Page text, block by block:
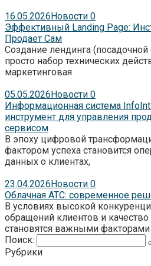
16.05.2026Новости 0
Эффективный Landing Page:
Продает Сам
Создание лендинга
просто набор технических
маркетинговая
05.05.2026Новости 0
Информационная система
инструмент для управления
сервисом
В эпоху цифровой
фактором успеха становится
данных о клиентах,
23.04.2026Новости 0
Облачная АТС: современное
В условиях высокой
обращений клиентов и
становятся важными факторами
Поиск:
Рубрики